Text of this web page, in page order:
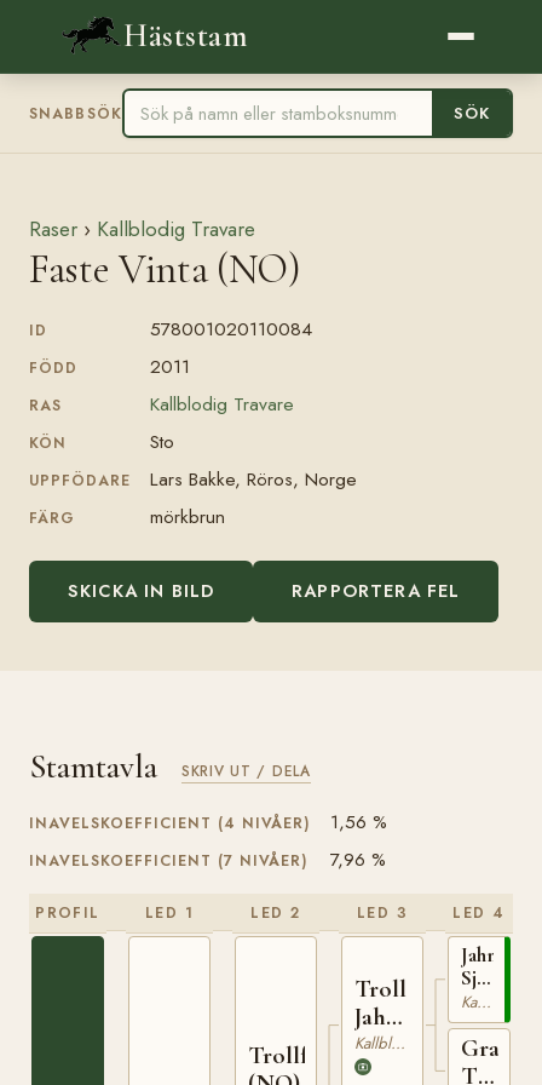
Häststam
SNABBSÖK SÖK
Raser › Kallblodig Travare
Faste Vinta (NO)
ID 578001020110084
FÖDD 2011
RAS Kallblodig Travare
KÖN Sto
UPPFÖDARE Lars Bakke, Röros, Norge
FÄRG mörkbrun
SKICKA IN BILD RAPPORTERA FEL
Stamtavla SKRIV UT / DELA
INAVELSKOEFFICIENT (4 NIVÅER) 1,56 %
INAVELSKOEFFICIENT (7 NIVÅER) 7,96 %
PROFIL LED 1 LED 2
Trollfaks
LED 3
Troll
Jahn
(NO)
Kallblodig Travare
LED 4
Jahn
Sjur
(NO)
T-
254
Kallblodig Travare
Grans
Turi